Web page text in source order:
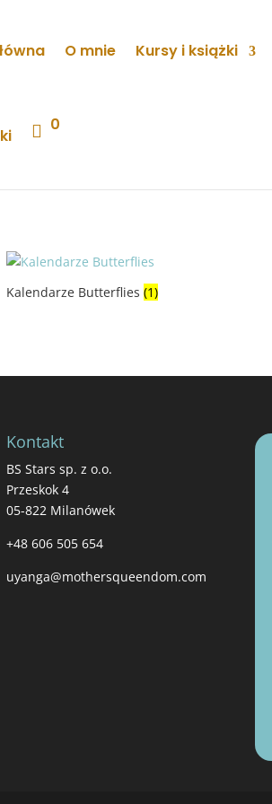
O mnie Kursy i książki
0
Kalendarze Butterflies(1)
Kontakt
BS Stars sp. z o.o.
Przeskok 4
05-822 Milanówek
+48 606 505 654
uyanga@mothersqueendom.com